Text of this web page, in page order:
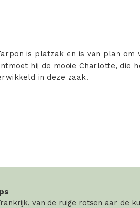
is platzak en is van plan
hij de mooie Charlotte, die
in deze zaak.
van de ruige rotsen aan de